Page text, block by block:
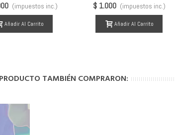
(impuestos inc.)
Añadir Al Carrito
$ 1.000 (impuestos inc.)
Añadir Al Carrito
TAMBIÉN COMPRARON: